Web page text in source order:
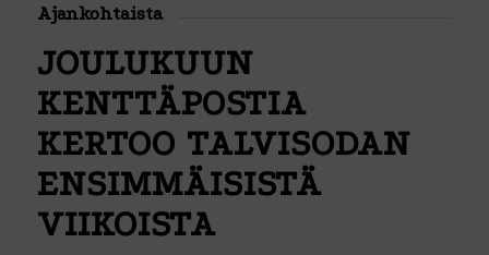
Ajankohtaista
JOULUKUUN
KENTTÄPOSTIA
KERTOO TALVISODAN
ENSIMMÄISISTÄ
VIIKOISTA